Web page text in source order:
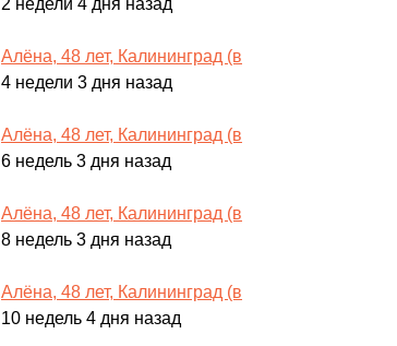
Алёна, 48 лет, Калининград (в
4 недели 3 дня назад
Алёна, 48 лет, Калининград (в
6 недель 3 дня назад
Алёна, 48 лет, Калининград (в
8 недель 3 дня назад
Алёна, 48 лет, Калининград (в
10 недель 4 дня назад